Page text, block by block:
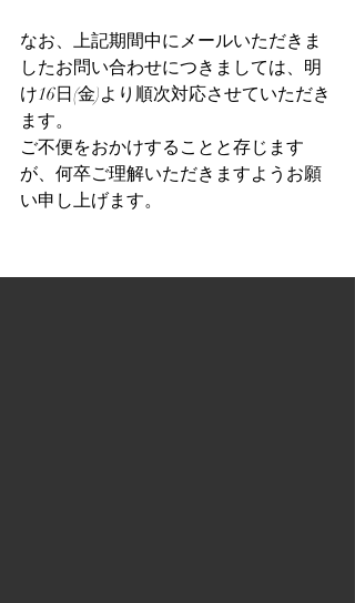
なお、上記期間中にメールいただきま
したお問い合わせにつきましては、明
け16日(金)より順次対応させていただき
ます。
ご不便をおかけすることと存じます
が、何卒ご理解いただきますようお願
い申し上げます。